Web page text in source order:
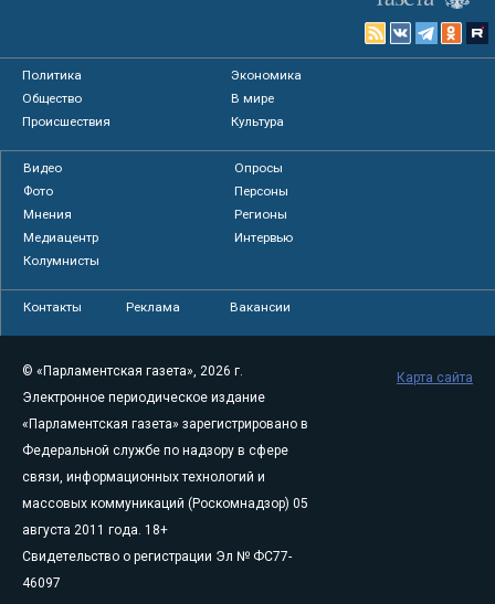
Политика
Экономика
Общество
В мире
Происшествия
Культура
Видео
Опросы
Фото
Персоны
Мнения
Регионы
Медиацентр
Интервью
Колумнисты
Контакты Реклама Вакансии
© «Парламентская газета», 2026 г.
Электронное периодическое издание
«Парламентская газета» зарегистрировано в
Федеральной службе по надзору в сфере
связи, информационных технологий и
массовых коммуникаций (Роскомнадзор) 05
августа 2011 года. 18+
Свидетельство о регистрации Эл № ФС77-
46097
Карта сайта